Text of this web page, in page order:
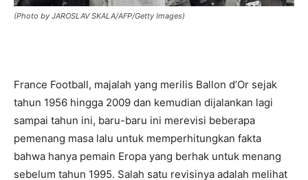
(Photo by JAROSLAV SKALA/AFP/Getty Images)
France Football, majalah yang merilis Ballon d’Or sejak
tahun 1956 hingga 2009 dan kemudian dijalankan lagi
sampai tahun ini, baru-baru ini merevisi beberapa
pemenang masa lalu untuk memperhitungkan fakta
bahwa hanya pemain Eropa yang berhak untuk menang
sebelum tahun 1995. Salah satu revisinya adalah melihat